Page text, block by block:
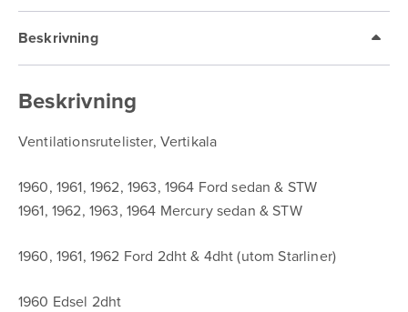
Beskrivning
Beskrivning
Ventilationsrutelister, Vertikala
1960, 1961, 1962, 1963, 1964 Ford sedan & STW
1961, 1962, 1963, 1964 Mercury sedan & STW
1960, 1961, 1962 Ford 2dht & 4dht (utom Starliner)
1960 Edsel 2dht